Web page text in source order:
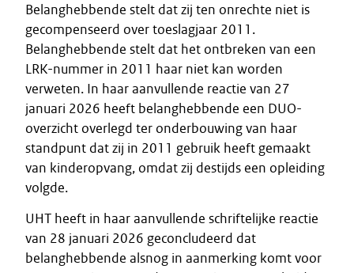
Belanghebbende stelt dat zij ten onrechte niet is
gecompenseerd over toeslagjaar 2011.
Belanghebbende stelt dat het ontbreken van een
LRK-nummer in 2011 haar niet kan worden
verweten. In haar aanvullende reactie van 27
januari 2026 heeft belanghebbende een DUO-
overzicht overlegd ter onderbouwing van haar
standpunt dat zij in 2011 gebruik heeft gemaakt
van kinderopvang, omdat zij destijds een opleiding
volgde.
UHT heeft in haar aanvullende schriftelijke reactie
van 28 januari 2026 geconcludeerd dat
belanghebbende alsnog in aanmerking komt voor